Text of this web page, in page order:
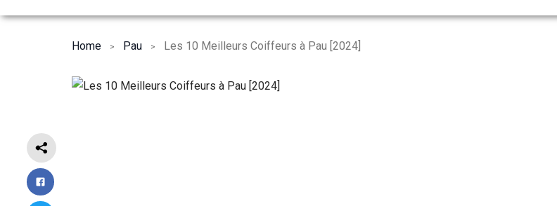
Home Pau Les 10 Meilleurs Coiffeurs à Pau [2024]